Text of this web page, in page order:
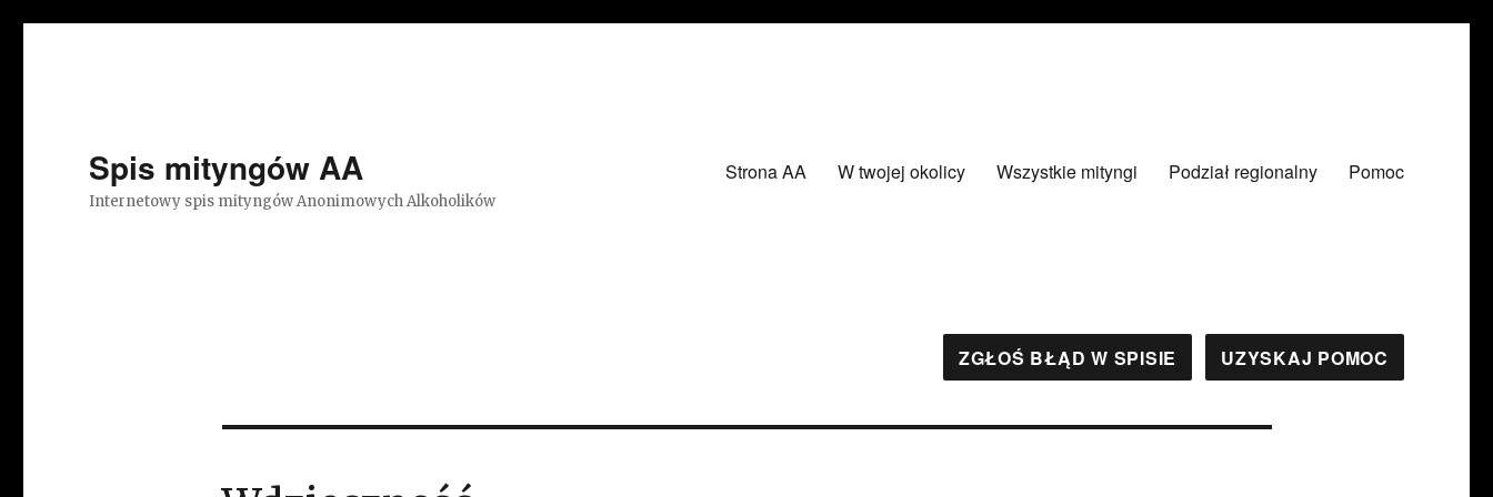
Spis mityngów AA
Internetowy spis mityngów Anonimowych Alkoholików
Strona AA W twojej okolicy Wszystkie mityngi Podział regionalny Pomoc
ZGŁOŚ BŁĄD W SPISIE UZYSKAJ POMOC